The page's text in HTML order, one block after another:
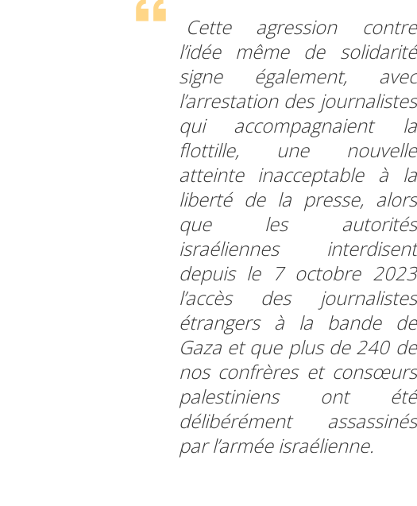
Cette agression contre
l’idée même de solidarité
signe également, avec
l’arrestation des journalistes
qui accompagnaient la
flottille, une nouvelle
atteinte inacceptable à la
liberté de la presse, alors
que les autorités
israéliennes interdisent
depuis le 7 octobre 2023
l’accès des journalistes
étrangers à la bande de
Gaza et que plus de 240 de
nos confrères et consœurs
palestiniens ont été
délibérément assassinés
par l’armée israélienne.